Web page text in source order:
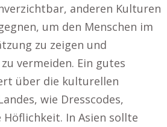
anderen Kulturen
um den Menschen im
zu zeigen und
vermeiden. Ein gutes
über die kulturellen
wie Dresscodes,
Höflichkeit. In Asien sollte